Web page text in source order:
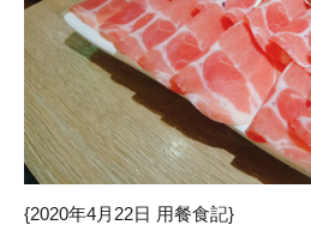
{2020年4月22日 用餐食記}